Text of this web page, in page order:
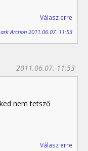
Válasz erre
Archon 2011.06.07. 11:53
2011.06.07. 11:53
nem tetsző
Válasz erre